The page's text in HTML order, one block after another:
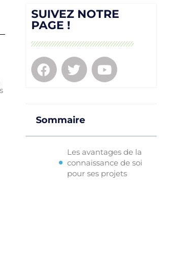
SUIVEZ NOTRE
PAGE !
Sommaire
Les avantages de la
connaissance de soi
pour ses projets